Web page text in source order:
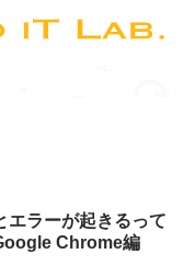
エラーが起きるって
Chrome編